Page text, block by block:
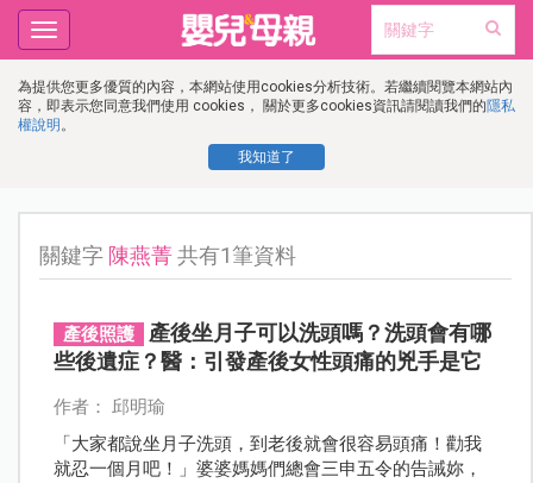
為提供您更多優質的內容，本網站使用cookies分析技術。若繼續閱覽本網站內
容，即表示您同意我們使用 cookies， 關於更多cookies資訊請閱讀我們的隱私
權說明 。
我知道了
Toggle
navigation
關鍵字 陳燕菁共有1筆資料
產後照護
產後坐月子可以洗頭嗎？洗頭會有哪
些後遺症？醫：引發產後女性頭痛的兇手是它
作者： 邱明瑜
「大家都說坐月子洗頭，到老後就會很容易頭痛！勸我
就忍一個月吧！」婆婆媽媽們總會三申五令的告誡妳，